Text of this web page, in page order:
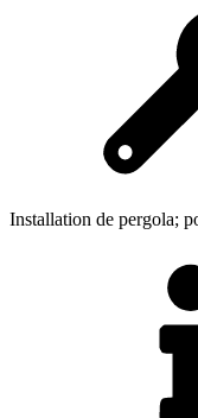
Installation de pergola;